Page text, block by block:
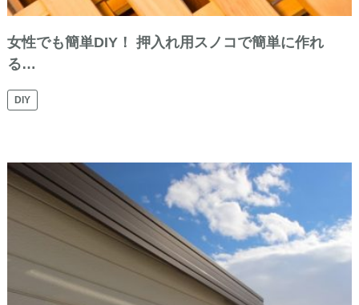
女性でも簡単DIY！ 押入れ用スノコで簡単に作れ
る…
DIY